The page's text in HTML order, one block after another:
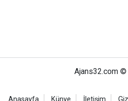
Ajans32.com
Anasayfa Künye İletişim